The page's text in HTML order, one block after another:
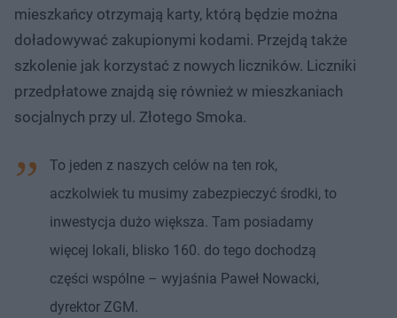
mieszkańcy otrzymają karty, którą będzie można
doładowywać zakupionymi kodami. Przejdą także
szkolenie jak korzystać z nowych liczników. Liczniki
przedpłatowe znajdą się również w mieszkaniach
socjalnych przy ul. Złotego Smoka.
To jeden z naszych celów na ten rok,
aczkolwiek tu musimy zabezpieczyć środki, to
inwestycja dużo większa. Tam posiadamy
więcej lokali, blisko 160. do tego dochodzą
części wspólne – wyjaśnia Paweł Nowacki,
dyrektor ZGM.